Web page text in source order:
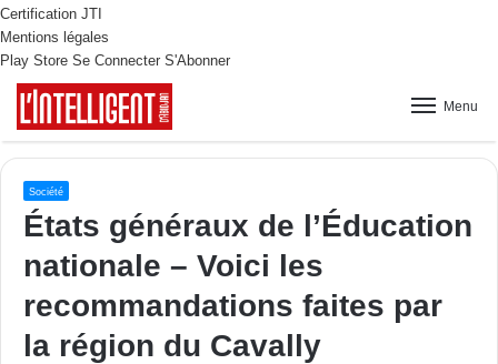
Certification JTI
Mentions légales
Play Store Se Connecter S'Abonner
Menu
Société
États généraux de l’Éducation
nationale – Voici les
recommandations faites par
la région du Cavally